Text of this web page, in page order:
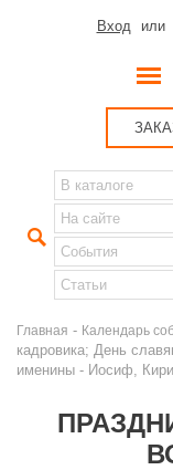
Вход или
Главная - Календарь
кадровика; День
именины - Иосиф,